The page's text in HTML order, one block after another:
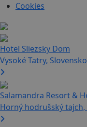
Cookies
Hotel Sliezsky Dom
Vysoké Tatry, Slovensko
Salamandra Resort &
Horný hodrušský